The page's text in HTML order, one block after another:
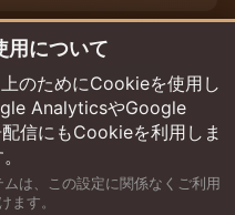
ルギーが、あなたの可...
用について
のためにCookieを使用し
AnalyticsやGoogle
信にもCookieを利用しま
は、この設定に関係なくご利用
ます。